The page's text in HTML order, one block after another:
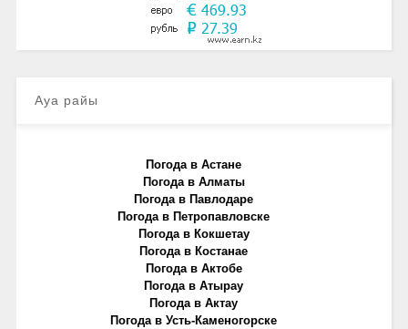
Ауа райы
Погода в Астане
Погода в Алматы
Погода в Павлодаре
Погода в Петропавловске
Погода в Кокшетау
Погода в Костанае
Погода в Актобе
Погода в Атырау
Погода в Актау
Погода в Усть-Каменогорске